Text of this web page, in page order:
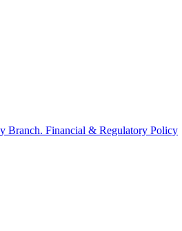
Branch. Financial & Regulatory Policy